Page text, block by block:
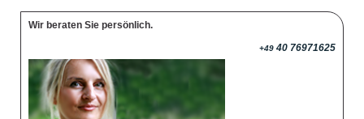
Wir beraten Sie persönlich.
+49 40 76971625